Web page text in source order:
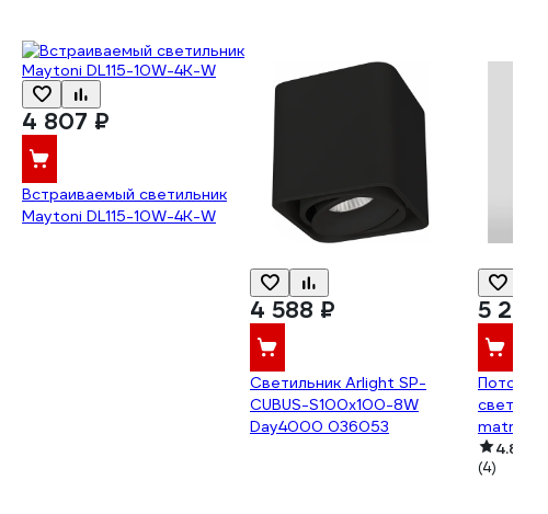
4 807 ₽
Встраиваемый светильник
Maytoni DL115-10W-4K-W
4 588 ₽
Светильник Arlight SP-
CUBUS-S100x100-8W
Day4000 036053
5
matrix
25051/
4.8
(4)